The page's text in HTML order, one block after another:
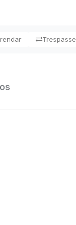
Trespasse